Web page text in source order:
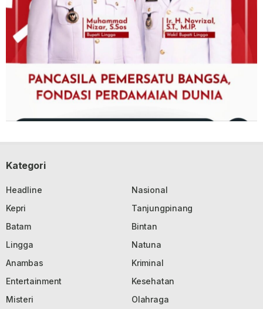
Kategori
Headline
Nasional
Kepri
Tanjungpinang
Batam
Bintan
Lingga
Natuna
Anambas
Kriminal
Entertainment
Kesehatan
Misteri
Olahraga